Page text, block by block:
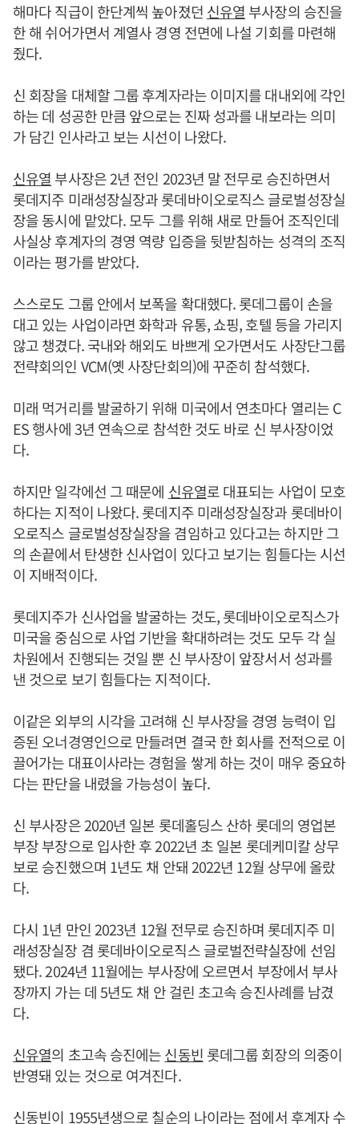
해마다 직급이 한단계씩 높아졌던 신유열부사장의 승진을
한 해 쉬어가면서 계열사 경영 전면에 나설 기회를 마련해
줬다.
신 회장을 대체할 그룹 후계자라는 이미지를 대내외에 각인
하는 데 성공한 만큼 앞으로는 진짜 성과를 내보라는 의미
가 담긴 인사라고 보는 시선이 나왔다.
신유열부사장은 2년 전인 2023년 말 전무로 승진하면서
롯데지주 미래성장실장과 롯데바이오로직스 글로벌성장실
장을 동시에 맡았다. 모두 그를 위해 새로 만들어 조직인데
사실상 후계자의 경영 역량 입증을 뒷받침하는 성격의 조직
이라는 평가를 받았다.
스스로도 그룹 안에서 보폭을 확대했다. 롯데그룹이 손을
대고 있는 사업이라면 화학과 유통, 쇼핑, 호텔 등을 가리지
않고 챙겼다. 국내와 해외도 바쁘게 오가면서도 사장단그룹
전략회의인 VCM(옛 사장단회의)에 꾸준히 참석했다.
미래 먹거리를 발굴하기 위해 미국에서 연초마다 열리는 C
ES 행사에 3년 연속으로 참석한 것도 바로 신 부사장이었
다.
하지만 일각에선 그 때문에 신유열로 대표되는 사업이 모호
하다는 지적이 나왔다. 롯데지주 미래성장실장과 롯데바이
오로직스 글로벌성장실장을 겸임하고 있다고는 하지만 그
의 손끝에서 탄생한 신사업이 있다고 보기는 힘들다는 시선
이 지배적이다.
롯데지주가 신사업을 발굴하는 것도, 롯데바이오로직스가
미국을 중심으로 사업 기반을 확대하려는 것도 모두 각 실
차원에서 진행되는 것일 뿐 신 부사장이 앞장서서 성과를
낸 것으로 보기 힘들다는 지적이다.
이같은 외부의 시각을 고려해 신 부사장을 경영 능력이 입
증된 오너경영인으로 만들려면 결국 한 회사를 전적으로 이
끌어가는 대표이사라는 경험을 쌓게 하는 것이 매우 중요하
다는 판단을 내렸을 가능성이 높다.
신 부사장은 2020년 일본 롯데홀딩스 산하 롯데의 영업본
부장 부장으로 입사한 후 2022년 초 일본 롯데케미칼 상무
보로 승진했으며 1년도 채 안돼 2022년 12월 상무에 올랐
다.
다시 1년 만인 2023년 12월 전무로 승진하며 롯데지주 미
래성장실장 겸 롯데바이오로직스 글로벌전략실장에 선임
됐다. 2024년 11월에는 부사장에 오르면서 부장에서 부사
장까지 가는 데 5년도 채 안 걸린 초고속 승진사례를 남겼
다.
신유열의 초고속 승진에는신동빈롯데그룹 회장의 의중이
반영돼 있는 것으로 여겨진다.
신동빈이 1955년생으로 칠순의 나이라는 점에서 후계자 수